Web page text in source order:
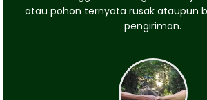
atau pohon ternyata rusak ataupun
pengiriman.